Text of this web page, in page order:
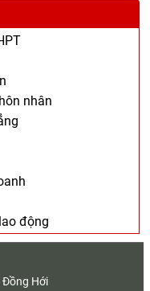
nhân
động
Đồng Hới